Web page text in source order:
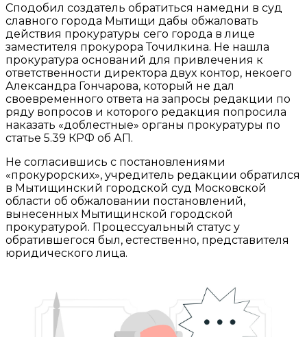
Сподобил создатель обратиться намедни в суд
славного города Мытищи дабы обжаловать
действия прокуратуры сего города в лице
заместителя прокурора Точилкина. Не нашла
прокуратура оснований для привлечения к
ответственности директора двух контор, некоего
Александра Гончарова, который не дал
своевременного ответа на запросы редакции по
ряду вопросов и которого редакция попросила
наказать «доблестные» органы прокуратуры по
статье 5.39 КРФ об АП.
Не согласившись с постановлениями
«прокурорских», учредитель редакции обратился
в Мытищинский городской суд Московской
области об обжаловании постановлений,
вынесенных Мытищинской городской
прокуратурой. Процессуальный статус у
обратившегося был, естественно, представителя
юридического лица.